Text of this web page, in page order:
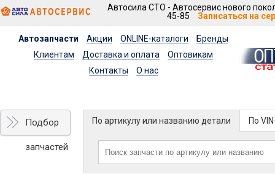
Автосила СТО - Автосервис нового
45-85
Записаться на
Автозапчасти Акции ONLINE-каталоги
Бренды
Клиентам
Доставка и оплата
Оптовикам
Контакты
О нас
Подбор
запчастей
По артикулу или названию детали По